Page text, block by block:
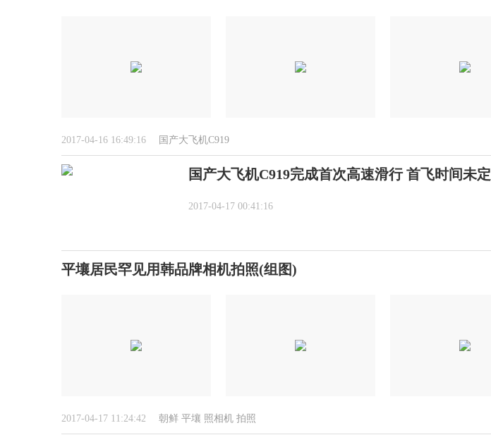
2017-04-16 16:49:16 国产大飞机C919
国产大飞机C919完成首次高速滑行 首飞时间未定
2017-04-17 00:41:16
平壤居民罕见用韩品牌相机拍照(组图)
2017-04-17 11:24:42 朝鲜 平壤 照相机 拍照